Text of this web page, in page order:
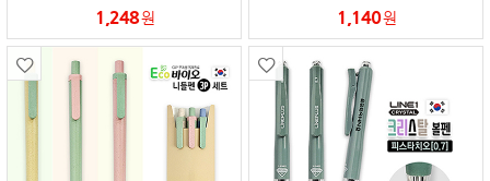
1,248원 1,140원